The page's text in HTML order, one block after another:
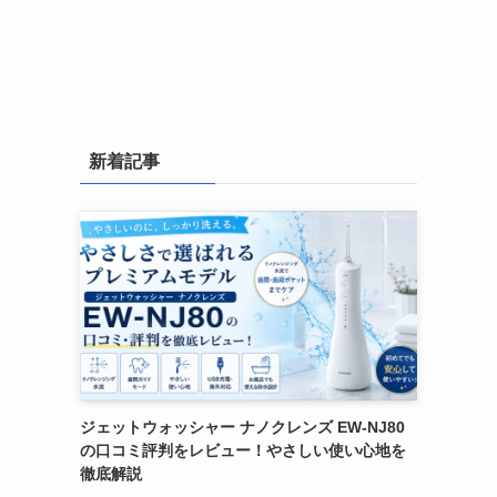
新着記事
ジェットウォッシャー ナノクレンズ EW-NJ80
の口コミ評判をレビュー！やさしい使い心地を
徹底解説